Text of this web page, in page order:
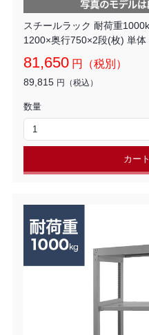
スチールラック 耐荷重
1200×奥行750×2段(枚) 単体
81,650 円（税別）
89,815 円（税込）
数量
カー